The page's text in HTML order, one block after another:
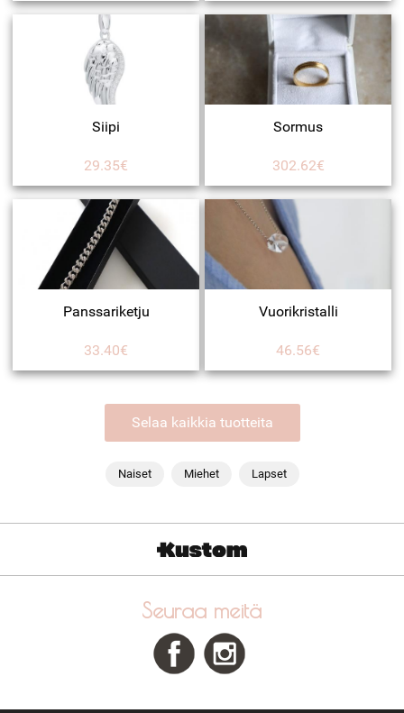
Siipi
29.35€
Sormus
302.62€
Panssariketju
33.40€
Vuorikristalli
46.56€
Selaa kaikkia tuotteita
Naiset Miehet Lapset
Seuraa meitä